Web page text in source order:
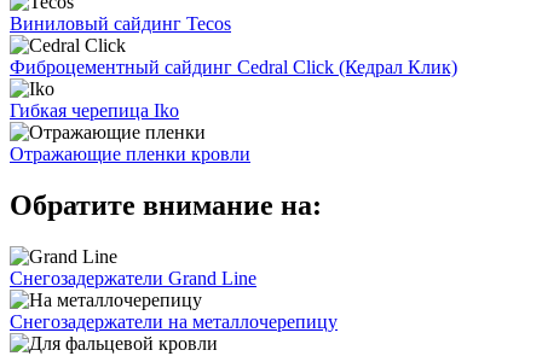
Виниловый сайдинг Tecos
Фиброцементный сайдинг Cedral Click (Кедрал Клик)
Гибкая черепица Iko
Отражающие пленки кровли
Обратите внимание на:
Снегозадержатели Grand Line
Снегозадержатели на металлочерепицу